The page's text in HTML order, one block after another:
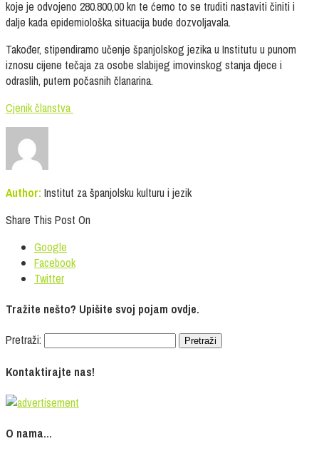
koje je odvojeno 280.800,00 kn te ćemo to se truditi nastaviti činiti i
dalje kada epidemiološka situacija bude dozvoljavala.
Također, stipendiramo učenje španjolskog jezika u Institutu u punom
iznosu cijene tečaja za osobe slabijeg imovinskog stanja djece i
odraslih, putem počasnih članarina.
Cjenik članstva
Author: Institut za španjolsku kulturu i jezik
Share This Post On
Google
Facebook
Twitter
Tražite nešto? Upišite svoj pojam ovdje.
Pretraži:
Kontaktirajte nas!
O nama…